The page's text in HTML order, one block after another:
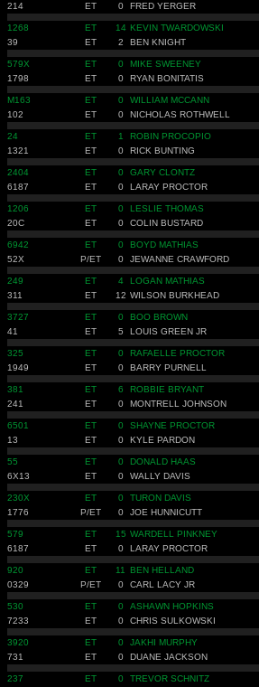
214
ET 0 FRED YERGER
1268 ET 14 KEVIN TWARDOWSKI
39
ET 2 BEN KNIGHT
579X ET 0 MIKE SWEENEY
1798
ET 0 RYAN BONITATIS
M163 ET 0 WILLIAM MCCANN
102
ET 0 NICHOLAS ROTHWELL
24 ET 1 ROBIN PROCOPIO
1321
ET 0 RICK BUNTING
2404 ET 0 GARY CLONTZ
6187
ET 0 LARAY PROCTOR
1206 ET 0 LESLIE THOMAS
20C
ET 0 COLIN BUSTARD
6942 ET 0 BOYD MATHIAS
52X
P/ET 0 JEWANNE CRAWFORD
249 ET 4 LOGAN MATHIAS
311
ET 12 WILSON BURKHEAD
3727 ET 0 BOO BROWN
41
ET 5 LOUIS GREEN JR
325 ET 0 RAFAELLE PROCTOR
1949
ET 0 BARRY PURNELL
381 ET 6 ROBBIE BRYANT
241
ET 0 MONTRELL JOHNSON
6501 ET 0 SHAYNE PROCTOR
13
ET 0 KYLE PARDON
55 ET 0 DONALD HAAS
6X13
ET 0 WALLY DAVIS
230X ET 0 TURON DAVIS
1776
P/ET 0 JOE HUNNICUTT
579 ET 15 WARDELL PINKNEY
6187
ET 0 LARAY PROCTOR
920 ET 11 BEN HELLAND
0329
P/ET 0 CARL LACY JR
530 ET 0 ASHAWN HOPKINS
7233
ET 0 CHRIS SULKOWSKI
3920 ET 0 JAKHI MURPHY
731
ET 0 DUANE JACKSON
237 ET 0 TREVOR SCHNITZ